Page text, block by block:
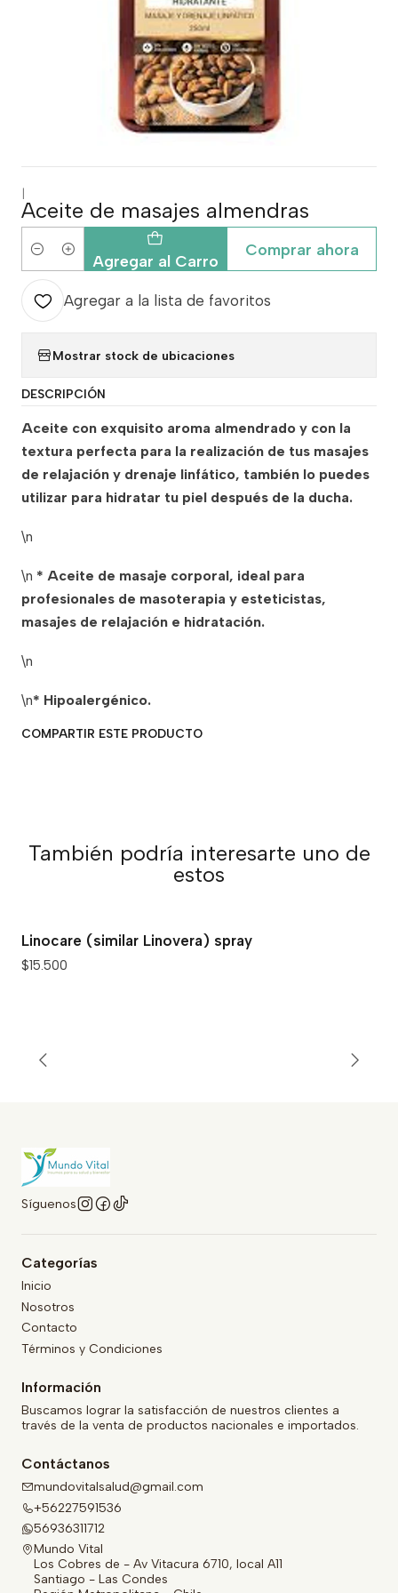
Aceite de masajes almendras
Cantidad Agregar al Carro
Comprar ahora
Agregar a la lista de favoritos
Mostrar stock de ubicaciones
DESCRIPCIÓN
Aceite con exquisito aroma almendrado y con la
textura perfecta para la realización de tus masajes
de relajación y drenaje linfático, también lo puedes
utilizar para hidratar tu piel después de la ducha.
\n
\n * Aceite de masaje corporal, ideal para
profesionales de masoterapia y esteticistas,
masajes de relajación e hidratación.
\n
\n* Hipoalergénico.
COMPARTIR ESTE PRODUCTO
También podría interesarte uno de
estos
Linocare (similar Linovera) spray
$15.500
Síguenos
Categorías
Inicio
Nosotros
Contacto
Términos y Condiciones
Información
Buscamos lograr la satisfacción de nuestros clientes a
través de la venta de productos nacionales e importados.
Contáctanos
mundovitalsalud@gmail.com
+56227591536
56936311712
Mundo Vital
Los Cobres de - Av Vitacura 6710, local A11
Santiago - Las Condes